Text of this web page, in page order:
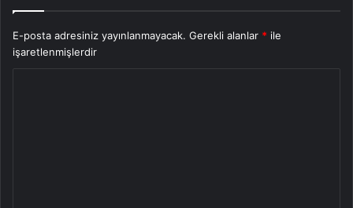
E-posta adresiniz yayınlanmayacak. Gerekli alanlar * ile
işaretlenmişlerdir